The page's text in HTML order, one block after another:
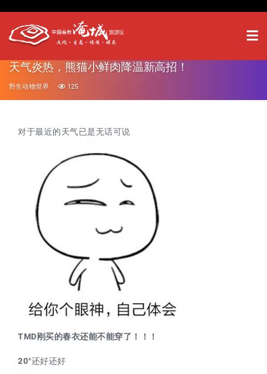
天气炎热，熊猫小鲜肉降温新高招！
野生动物世界 125
对于最近的天气已是无话可说
TMD刚买的春衣还能不能穿了！！！
20°还好还好